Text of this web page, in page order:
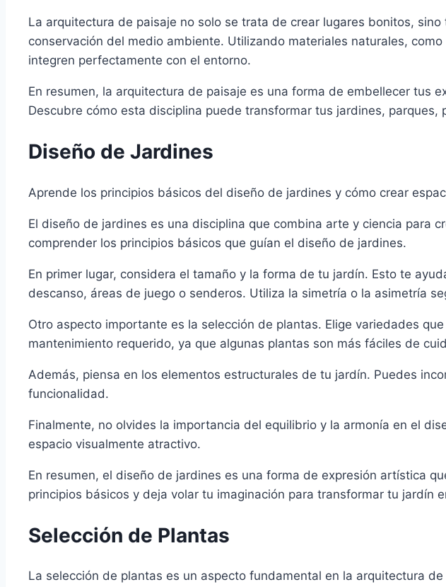
La arquitectura de paisaje no solo se trata de crear lugares bonitos,
conservación del medio ambiente. Utilizando materiales naturales,
integren perfectamente con el entorno.
En resumen, la arquitectura de paisaje es una forma de embellecer tus
Descubre cómo esta disciplina puede transformar tus jardines,
Diseño de Jardines
Aprende los principios básicos del diseño de jardines y cómo crear
El diseño de jardines es una disciplina que combina arte y ciencia para
comprender los principios básicos que guían el diseño de jardines.
En primer lugar, considera el tamaño y la forma de tu jardín. Esto te
descanso, áreas de juego o senderos. Utiliza la simetría o la asimetría
Otro aspecto importante es la selección de plantas. Elige variedades
mantenimiento requerido, ya que algunas plantas son más fáciles de
Además, piensa en los elementos estructurales de tu jardín. Puedes
funcionalidad.
Finalmente, no olvides la importancia del equilibrio y la armonía en el
espacio visualmente atractivo.
En resumen, el diseño de jardines es una forma de expresión artística
principios básicos y deja volar tu imaginación para transformar tu jardín
Selección de Plantas
La selección de plantas es un aspecto fundamental en la arquitectura